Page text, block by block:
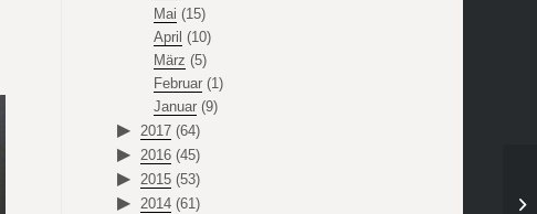
Mai (15)
April (10)
März (5)
Februar(1)
Januar(9)
2017 (64)
2016 (45)
2015 (53)
2014 (61)